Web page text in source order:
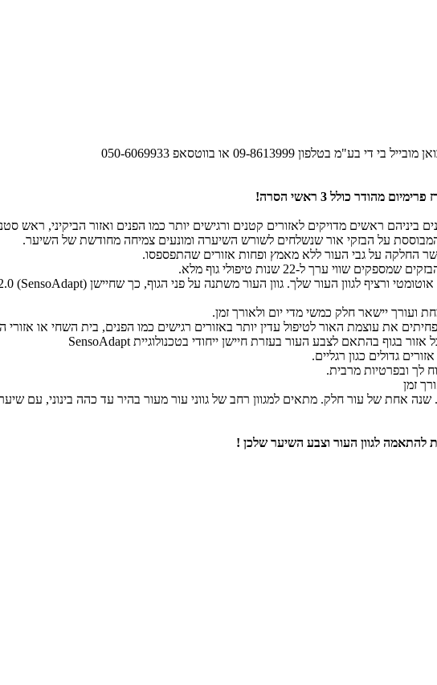
09-8613999 או בווטסאפ 050-6069933
יישאר חלק כמשי מדי יום ולאורך זמן.
את עוצמת האור לטיפול עדין יותר באזורים רגישים כמו הפנים, בית השחי או אזורי
גדולים כגון רגליים.
לך ובפרטיות מרבית.
זמן
לגוון העור וצבע השיער שלכן !